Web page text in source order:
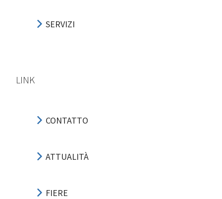
SERVIZI
LINK
CONTATTO
ATTUALITÀ
FIERE